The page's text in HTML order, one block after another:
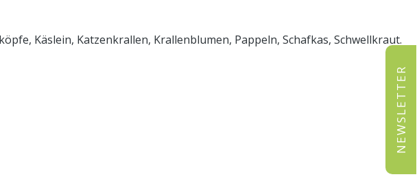
Käslein, Katzenkrallen, Krallenblumen, Pappeln, Schafkas, Schwellkraut.
NEWSLETTER